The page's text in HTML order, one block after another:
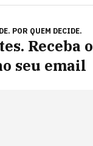
POR QUEM DECIDE.
Receba o
seu email